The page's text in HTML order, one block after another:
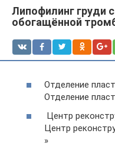
Липофилинг груди
обогащённой
Отделение
Отделение
Центр
Центр
»